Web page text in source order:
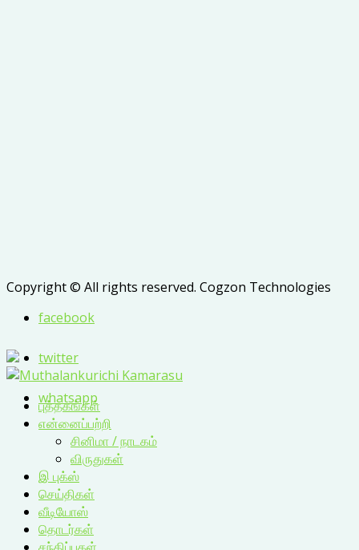
Copyright © All rights reserved. Cogzon Technologies
facebook
twitter
whatsapp
புத்தகங்கள்
என்னைப்பற்றி
சினிமா / நாடகம்
விருதுகள்
இ புக்ஸ்
செய்திகள்
வீடியோஸ்
தொடர்கள்